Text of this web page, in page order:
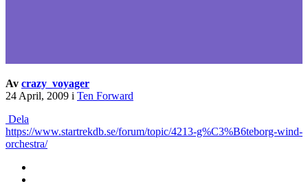
Av crazy_voyager
24 April, 2009 i Ten Forward
Dela
https://www.startrekdb.se/forum/topic/4213-g%C3%B6teborg-wind-
orchestra/